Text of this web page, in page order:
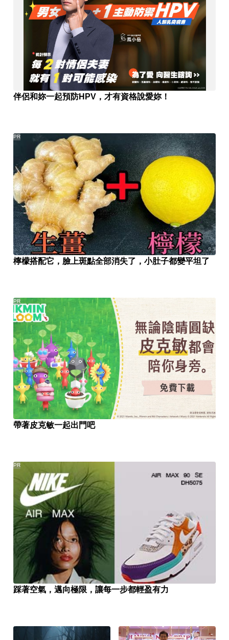
伴侶和妳一起預防HPV，才有資格說愛妳！
檸檬搭配它，臉上斑點全部消失了，小肚子都變平坦了
PR
帶著皮克敏一起出門吧
PR
踩著空氣，邁向極限，讓每一步都輕盈有力
PR